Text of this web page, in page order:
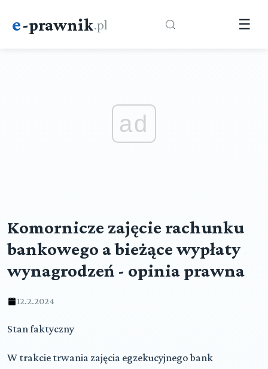
e-prawnik.pl ☰
ad
Komornicze zajęcie rachunku
bankowego a bieżące wypłaty
wynagrodzeń - opinia prawna
12.2.2024
Stan faktyczny
W trakcie trwania zajęcia egzekucyjnego bank